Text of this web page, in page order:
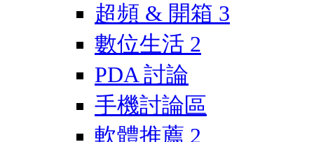
超頻 & 開箱 3
數位生活 2
PDA 討論
手機討論區
軟體推薦 2